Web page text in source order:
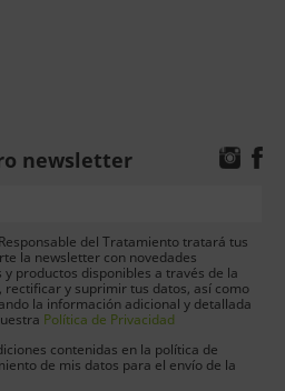
newsletter
del Tratamiento tratará tus
la newsletter con novedades
productos disponibles a través de la
rectificar y suprimir tus datos, así como
la información adicional y detallada
Política de Privacidad
contenidas en la política de
de mis datos para el envío de la